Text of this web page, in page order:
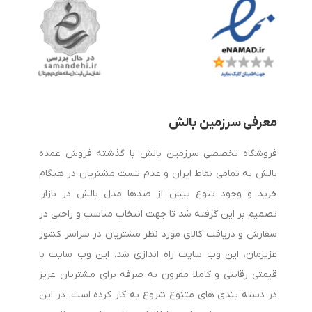
به یکی از مهم‌ترین دغدغه‌های افرادی تبدیل شده است که به
سلامت ستون فقرات و کیفیت خواب خود اهمیت می‌دهند.
هنگام خرید بالش طبی به چه نکاتی توجه کنیم؟
برای انتخاب بهترین بالش طبی باید چند عامل مهم را در نظر
بالش‌های مموری فوم به دلیل قابلیت تطبیق با فرم سر و گردن،
ساخته شده‌اند که دوام و تهویه مناسبی ارائه می‌دهند.
معرفی سرزمین بالش
فروشگاه تخصصی سرزمین بالش با گذشته فروش عمده
بالش به تمامی نقاط ایران و عدم تست مشتریان در هنگام
خرید و وجود تنوع بیش از صدها مدل بالش در بازار،
تصمیم بر این گرفته شد تا جهت انتخاب مناسب و راحتی در
سفارش و دریافت کالای مورد نظر مشتریان در سراسر کشور
عزیزمان، این وب سایت راه اندازی شد. این وب سایت با
قیمتی رقابتی و کاملا مقرون به صرفه برای مشتریان عزیز
در دسته بندی های متنوع شروع به کار کرده است. در این